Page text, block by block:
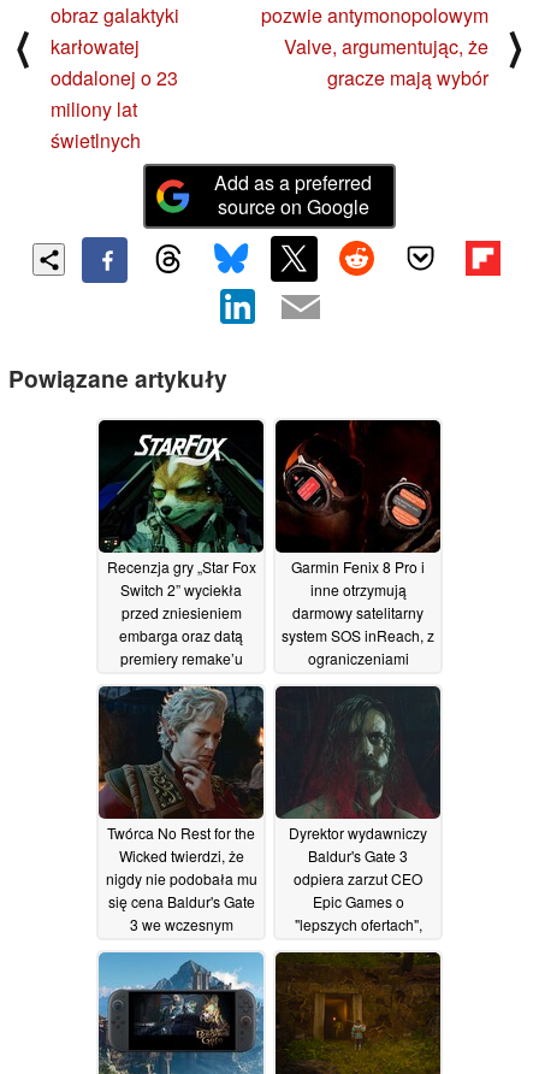
⟨
obraz galaktyki
karłowatej
oddalonej o 23
miliony lat
świetlnych
pozwie antymonopolowym
Valve, argumentując, że
gracze mają wybór
⟩
Add as a preferred
source on Google
Powiązane artykuły
Recenzja gry „Star Fox
Switch 2” wyciekła
przed zniesieniem
embarga oraz datą
premiery remake’u
24/06/2026
Garmin Fenix 8 Pro i
inne otrzymują
darmowy satelitarny
system SOS inReach, z
ograniczeniami
03/06/2026
Twórca No Rest for the
Wicked twierdzi, że
nigdy nie podobała mu
się cena Baldur's Gate
3 we wczesnym
60 dolarów, mówiąc, że
pierwsi wspierający
powinni otrzymać
"trochę dodatkowej
miłości"
30/01/2026
Dyrektor wydawniczy
Baldur's Gate 3
odpiera zarzut CEO
Epic Games o
"lepszych ofertach",
Wake 2 ucierpiał przez
pominięcie Steam
22/01/2026